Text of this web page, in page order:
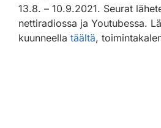
13.8. – 10.9.2021. Seurat
nettiradiossa ja Youtubessa.
kuunneella täältä,